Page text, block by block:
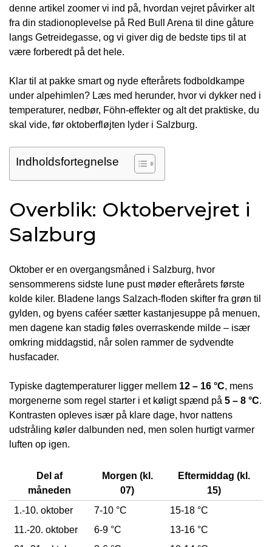
denne artikel zoomer vi ind på, hvordan vejret påvirker alt
fra din stadionoplevelse på Red Bull Arena til dine gåture
langs Getreidegasse, og vi giver dig de bedste tips til at
være forberedt på det hele.
Klar til at pakke smart og nyde efterårets fodboldkampe
under alpehimlen? Læs med herunder, hvor vi dykker ned i
temperaturer, nedbør, Föhn-effekter og alt det praktiske, du
skal vide, før oktoberfløjten lyder i Salzburg.
Indholdsfortegnelse
Overblik: Oktobervejret i
Salzburg
Oktober er en overgangsmåned i Salzburg, hvor
sensommerens sidste lune pust møder efterårets første
kolde kiler. Bladene langs Salzach-floden skifter fra grøn til
gylden, og byens caféer sætter kastanjesuppe på menuen,
men dagene kan stadig føles overraskende milde – især
omkring middagstid, når solen rammer de sydvendte
husfacader.
Typiske dagtemperaturer ligger mellem 12 – 16 °C, mens
morgenerne som regel starter i et køligt spænd på 5 – 8 °C.
Kontrasten opleves især på klare dage, hvor nattens
udstråling køler dalbunden ned, men solen hurtigt varmer
luften op igen.
Del af
måneden
Morgen (kl.
07)
Eftermiddag (kl.
15)
1.-10. oktober
7-10 °C
15-18 °C
11.-20. oktober
6-9 °C
13-16 °C